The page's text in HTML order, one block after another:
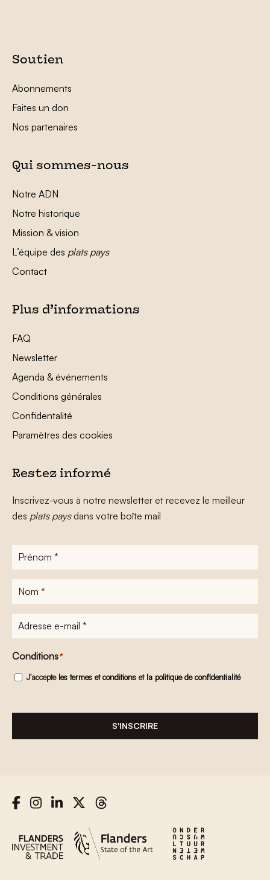
Soutien
Abonnements
Faites un don
Nos partenaires
Qui sommes-nous
Notre ADN
Notre historique
Mission & vision
L’équipe des plats pays
Contact
Plus d’informations
FAQ
Newsletter
Agenda & événements
Conditions générales
Confidentalité
Paramètres des cookies
Restez informé
Inscrivez-vous à notre newsletter et recevez le meilleur
des plats paysdans votre boîte mail
Prénom
Nom
Adresse
e-
mail*
Conditions*
J'accepte les termes et conditions et la politique de confidentialité
S'INSCRIRE